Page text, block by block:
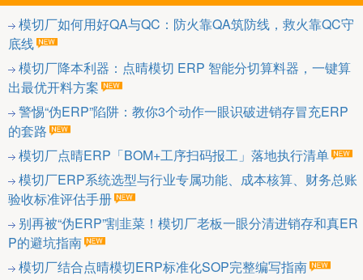
模切厂如何用好QA与QC：防火靠QA筑防线，救火靠QC守
底线
模切厂降本利器：点晴模切 ERP 智能分切算料器，一键算
出最优开料方案
警惕“伪ERP”陷阱：教你3个动作一眼识破进销存冒充ERP
的套路
模切厂点晴ERP「BOM+工序扫码报工」落地执行清单
模切厂ERP系统选型与行业专属功能、成本核算、财务总账
验收标准评估手册
别再被“伪ERP”割韭菜！模切厂老板一眼分清进销存和真ER
P的避坑指南
模切厂结合点晴模切ERP标准化SOP完整编写指南